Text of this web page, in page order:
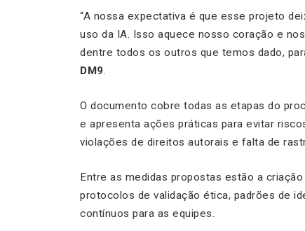
“A nossa expectativa é que esse projeto
uso da IA. Isso aquece nosso coração e
dentre todos os outros que temos dado,
DM9.
O documento cobre todas as etapas do
e apresenta ações práticas para evitar
violações de direitos autorais e falta de
Entre as medidas propostas estão a
protocolos de validação ética, padrões de
contínuos para as equipes.